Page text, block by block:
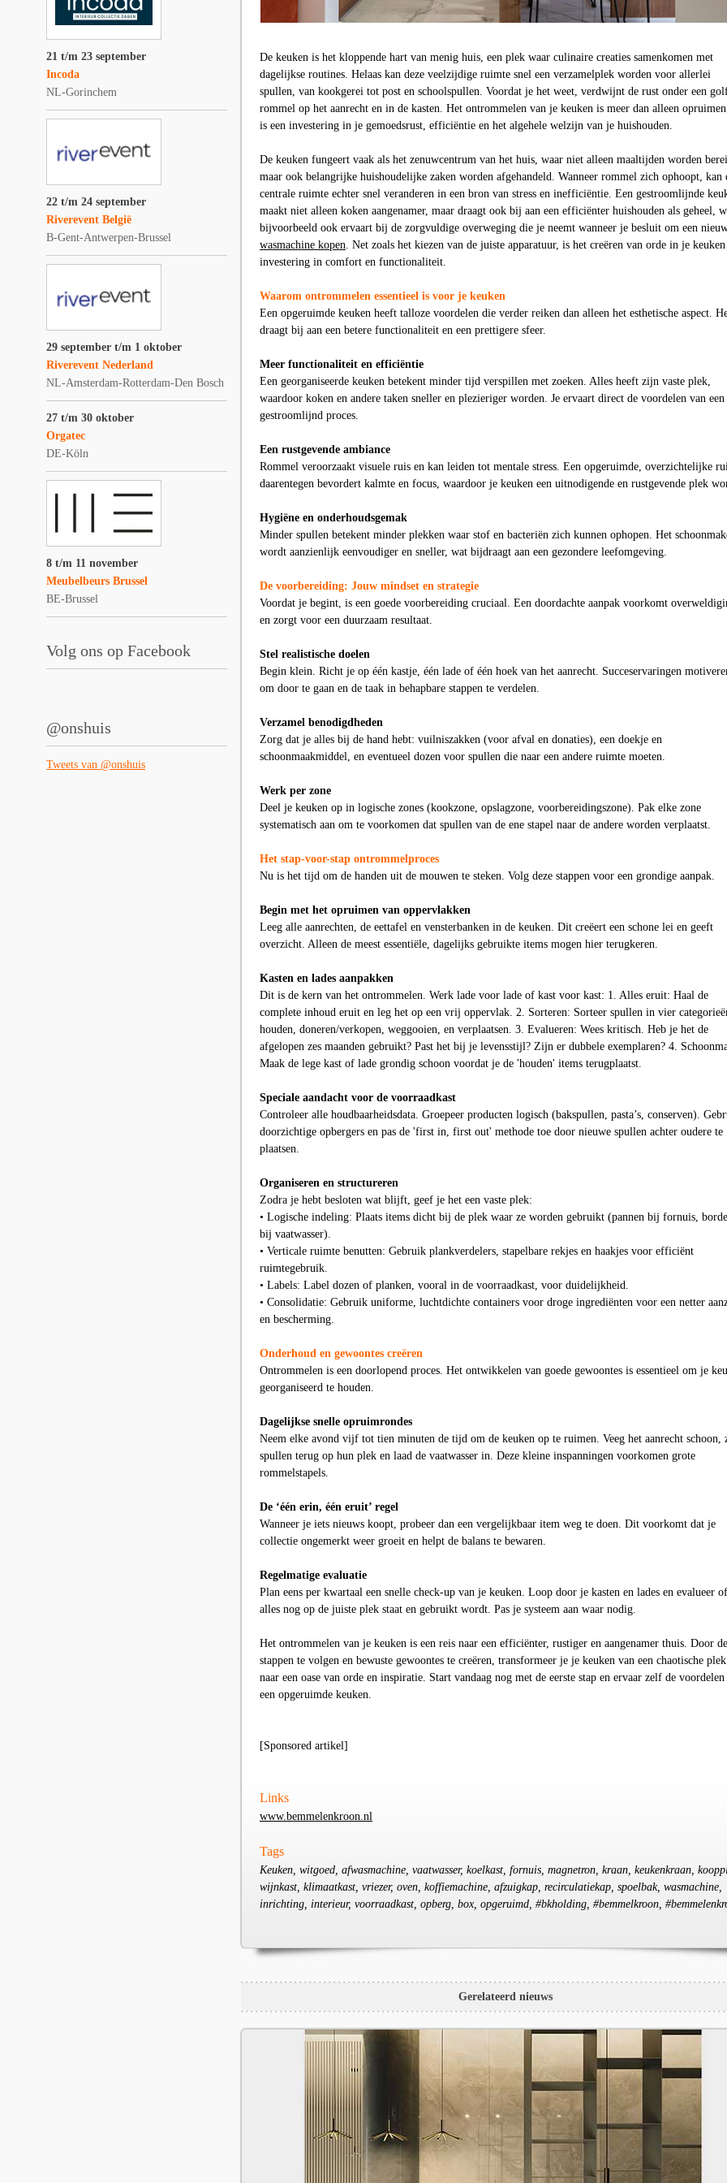
21 t/m 23 september
Incoda
NL-Gorinchem
22 t/m 24 september
Riverevent België
B-Gent-Antwerpen-Brussel
29 september t/m 1 oktober
Riverevent Nederland
NL-Amsterdam-Rotterdam-Den Bosch
27 t/m 30 oktober
Orgatec
DE-Köln
8 t/m 11 november
Meubelbeurs Brussel
BE-Brussel
Volg ons op Facebook
@onshuis
Tweets van @onshuis
De keuken is het kloppende hart van menig huis, een plek waar culinaire creaties samenkomen met
dagelijkse routines. Helaas kan deze veelzijdige ruimte snel een verzamelplek worden voor allerlei
spullen, van kookgerei tot post en schoolspullen. Voordat je het weet, verdwijnt de rust onder een
rommel op het aanrecht en in de kasten. Het ontrommelen van je keuken is meer dan alleen
is een investering in je gemoedsrust, efficiëntie en het algehele welzijn van je huishouden.
De keuken fungeert vaak als het zenuwcentrum van het huis, waar niet alleen maaltijden worden
maar ook belangrijke huishoudelijke zaken worden afgehandeld. Wanneer rommel zich ophoopt, kan
centrale ruimte echter snel veranderen in een bron van stress en inefficiëntie. Een gestroomlijnde
maakt niet alleen koken aangenamer, maar draagt ook bij aan een efficiënter huishouden als geheel,
bijvoorbeeld ook ervaart bij de zorgvuldige overweging die je neemt wanneer je besluit om een
wasmachine kopen. Net zoals het kiezen van de juiste apparatuur, is het creëren van orde in je keuken
investering in comfort en functionaliteit.
Waarom ontrommelen essentieel is voor je keuken
Een opgeruimde keuken heeft talloze voordelen die verder reiken dan alleen het esthetische aspect.
draagt bij aan een betere functionaliteit en een prettigere sfeer.
Meer functionaliteit en efficiëntie
Een georganiseerde keuken betekent minder tijd verspillen met zoeken. Alles heeft zijn vaste plek,
waardoor koken en andere taken sneller en plezieriger worden. Je ervaart direct de voordelen van een
gestroomlijnd proces.
Een rustgevende ambiance
Rommel veroorzaakt visuele ruis en kan leiden tot mentale stress. Een opgeruimde, overzichtelijke
daarentegen bevordert kalmte en focus, waardoor je keuken een uitnodigende en rustgevende plek
Hygiëne en onderhoudsgemak
Minder spullen betekent minder plekken waar stof en bacteriën zich kunnen ophopen. Het
wordt aanzienlijk eenvoudiger en sneller, wat bijdraagt aan een gezondere leefomgeving.
De voorbereiding: Jouw mindset en strategie
Voordat je begint, is een goede voorbereiding cruciaal. Een doordachte aanpak voorkomt
en zorgt voor een duurzaam resultaat.
Stel realistische doelen
Begin klein. Richt je op één kastje, één lade of één hoek van het aanrecht. Succeservaringen
om door te gaan en de taak in behapbare stappen te verdelen.
Verzamel benodigdheden
Zorg dat je alles bij de hand hebt: vuilniszakken (voor afval en donaties), een doekje en
schoonmaakmiddel, en eventueel dozen voor spullen die naar een andere ruimte moeten.
Werk per zone
Deel je keuken op in logische zones (kookzone, opslagzone, voorbereidingszone). Pak elke zone
systematisch aan om te voorkomen dat spullen van de ene stapel naar de andere worden verplaatst.
Het stap-voor-stap ontrommelproces
Nu is het tijd om de handen uit de mouwen te steken. Volg deze stappen voor een grondige aanpak.
Begin met het opruimen van oppervlakken
Leeg alle aanrechten, de eettafel en vensterbanken in de keuken. Dit creëert een schone lei en geeft
overzicht. Alleen de meest essentiële, dagelijks gebruikte items mogen hier terugkeren.
Kasten en lades aanpakken
Dit is de kern van het ontrommelen. Werk lade voor lade of kast voor kast: 1. Alles eruit: Haal de
complete inhoud eruit en leg het op een vrij oppervlak. 2. Sorteren: Sorteer spullen in vier
houden, doneren/verkopen, weggooien, en verplaatsen. 3. Evalueren: Wees kritisch. Heb je het de
afgelopen zes maanden gebruikt? Past het bij je levensstijl? Zijn er dubbele exemplaren? 4.
Maak de lege kast of lade grondig schoon voordat je de 'houden' items terugplaatst.
Speciale aandacht voor de voorraadkast
Controleer alle houdbaarheidsdata. Groepeer producten logisch (bakspullen, pasta’s, conserven).
doorzichtige opbergers en pas de 'first in, first out' methode toe door nieuwe spullen achter oudere te
plaatsen.
Organiseren en structureren
Zodra je hebt besloten wat blijft, geef je het een vaste plek:
• Logische indeling: Plaats items dicht bij de plek waar ze worden gebruikt (pannen bij fornuis,
bij vaatwasser).
• Verticale ruimte benutten: Gebruik plankverdelers, stapelbare rekjes en haakjes voor efficiënt
ruimtegebruik.
• Labels: Label dozen of planken, vooral in de voorraadkast, voor duidelijkheid.
• Consolidatie: Gebruik uniforme, luchtdichte containers voor droge ingrediënten voor een netter
en bescherming.
Onderhoud en gewoontes creëren
Ontrommelen is een doorlopend proces. Het ontwikkelen van goede gewoontes is essentieel om je
georganiseerd te houden.
Dagelijkse snelle opruimrondes
Neem elke avond vijf tot tien minuten de tijd om de keuken op te ruimen. Veeg het aanrecht schoon,
spullen terug op hun plek en laad de vaatwasser in. Deze kleine inspanningen voorkomen grote
rommelstapels.
De ‘één erin, één eruit’ regel
Wanneer je iets nieuws koopt, probeer dan een vergelijkbaar item weg te doen. Dit voorkomt dat je
collectie ongemerkt weer groeit en helpt de balans te bewaren.
Regelmatige evaluatie
Plan eens per kwartaal een snelle check-up van je keuken. Loop door je kasten en lades en evalueer of
alles nog op de juiste plek staat en gebruikt wordt. Pas je systeem aan waar nodig.
Het ontrommelen van je keuken is een reis naar een efficiënter, rustiger en aangenamer thuis. Door
stappen te volgen en bewuste gewoontes te creëren, transformeer je je keuken van een chaotische plek
naar een oase van orde en inspiratie. Start vandaag nog met de eerste stap en ervaar zelf de voordelen
een opgeruimde keuken.
[Sponsored artikel]
Links
www.bemmelenkroon.nl
Tags
Keuken, witgoed, afwasmachine, vaatwasser, koelkast, fornuis, magnetron, kraan, keukenkraan,
wijnkast, klimaatkast, vriezer, oven, koffiemachine, afzuigkap, recirculatiekap, spoelbak, wasmachine,
inrichting, interieur, voorraadkast, opberg, box, opgeruimd, #bkholding, #bemmelkroon,
Gerelateerd nieuws